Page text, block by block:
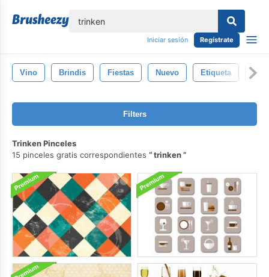
Iniciar sesión Regístrate
Vino Brindis Fiestas Nuevo Etiqueta
Filters
Trinken Pinceles
15 pinceles gratis correspondientes
trinken